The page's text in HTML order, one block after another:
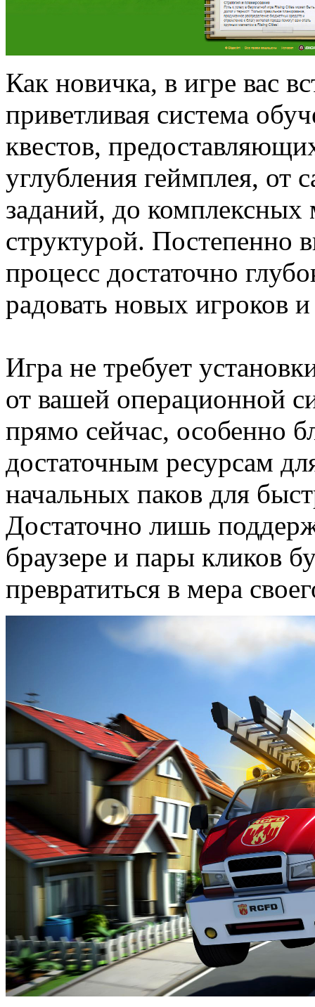
Как новичка, в игре вас
приветливая система
квестов,
углубления геймплея, от
заданий, до
структурой. Постепенно
процесс достаточно
радовать новых игроков
Игра не требует
от вашей операционной
прямо сейчас, особенно
достаточным ресурсам
начальных паков для
Достаточно лишь
браузере и пары кликов
превратиться в мера